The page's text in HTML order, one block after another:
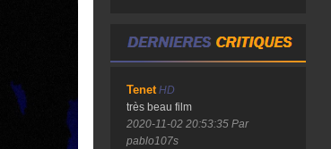
TenetHD
très beau film
2020-11-02 20:53:35 Par
pablo107s